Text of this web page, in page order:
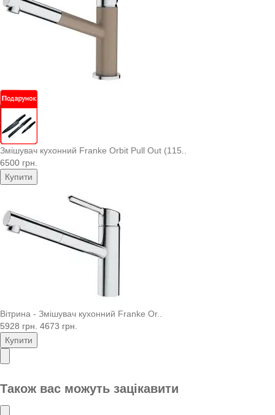
Змішувач кухонний Franke Orbit Pull Out (115..
6500 грн.
Купити
Вітрина - Змішувач кухонний Franke Or..
5928 грн. 4673 грн.
Купити
Також вас можуть зацікавити